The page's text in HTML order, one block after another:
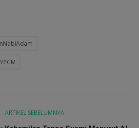
ARTIKEL SEBELUMNYA